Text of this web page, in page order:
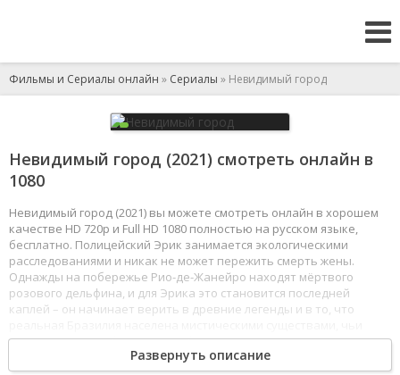
Фильмы и Сериалы онлайн » Сериалы » Невидимый город
Невидимый город (2021) смотреть онлайн в
1080
Невидимый город (2021) вы можете смотреть онлайн в хорошем
качестве HD 720p и Full HD 1080 полностью на русском языке,
бесплатно. Полицейский Эрик занимается экологическими
расследованиями и никак не может пережить смерть жены.
Однажды на побережье Рио-де-Жанейро находят мёртвого
розового дельфина, и для Эрика это становится последней
каплей – он начинает верить в древние легенды и в то, что
намерения могут быть враждебными.
Развернуть описание